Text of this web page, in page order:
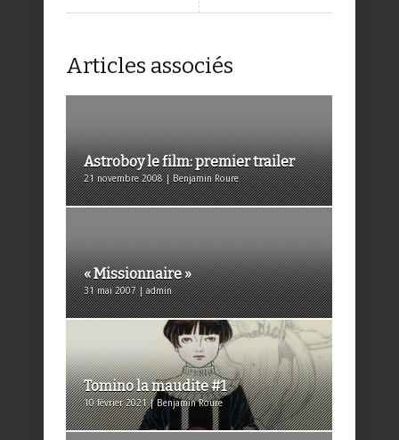
Articles associés
Astroboy le film: premier trailer
21 novembre 2008 | Benjamin Roure
« Missionnaire »
31 mai 2007 | admin
Tomino la maudite #1
10 février 2021 | Benjamin Roure